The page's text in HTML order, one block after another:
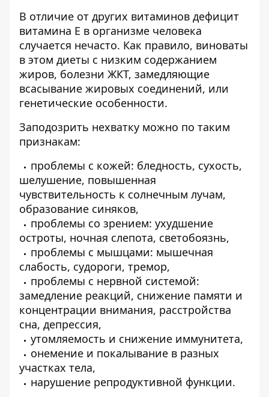
В отличие от других витаминов дефицит
витамина Е в организме человека
случается нечасто. Как правило, виноваты
в этом диеты с низким содержанием
жиров, болезни ЖКТ, замедляющие
всасывание жировых соединений, или
генетические особенности.
Заподозрить нехватку можно по таким
признакам:
проблемы с кожей: бледность, сухость,
шелушение, повышенная
чувствительность к солнечным лучам,
образование синяков,
проблемы со зрением: ухудшение
остроты, ночная слепота, светобоязнь,
проблемы с мышцами: мышечная
слабость, судороги, тремор,
проблемы с нервной системой:
замедление реакций, снижение памяти и
концентрации внимания, расстройства
сна, депрессия,
утомляемость и снижение иммунитета,
онемение и покалывание в разных
участках тела,
нарушение репродуктивной функции.